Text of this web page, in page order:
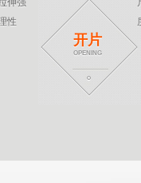
伸强
性
开片
OPENING